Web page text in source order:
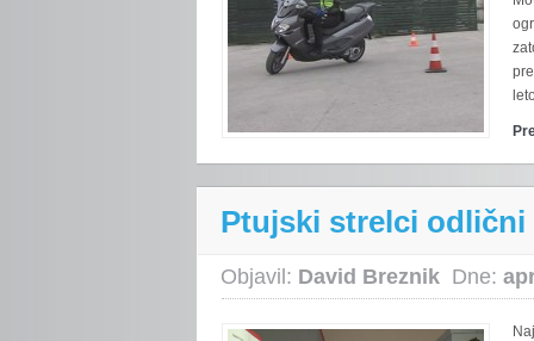
Ptujski strelci
Objavil: David Breznik Dne: